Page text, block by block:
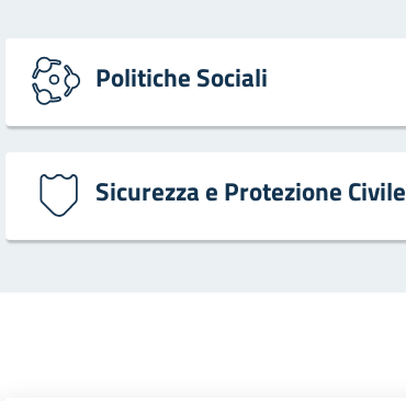
Politiche Sociali
Sicurezza e Protezione Civile